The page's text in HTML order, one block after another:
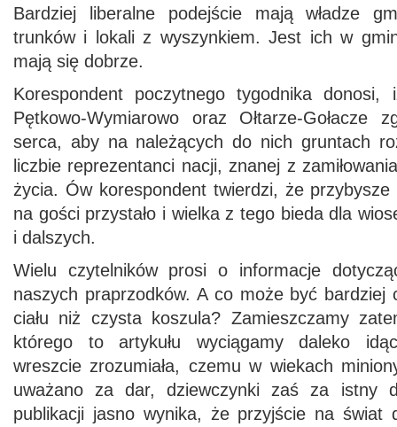
Bardziej liberalne podejście mają władze
trunków i lokali z wyszynkiem. Jest ich w
mają się dobrze.
Korespondent poczytnego tygodnika donosi,
Pętkowo-Wymiarowo oraz Ołtarze-Gołacze
serca, aby na należących do nich gruntach
liczbie reprezentanci nacji, znanej z
życia. Ów korespondent twierdzi, że
na gości przystało i wielka z tego bieda dla
i dalszych.
Wielu czytelników prosi o informacje
naszych praprzodków. A co może być bardziej
ciału niż czysta koszula? Zamieszczamy
którego to artykułu wyciągamy daleko
wreszcie zrozumiała, czemu w wiekach
uważano za dar, dziewczynki zaś za istny
publikacji jasno wynika, że przyjście na świat